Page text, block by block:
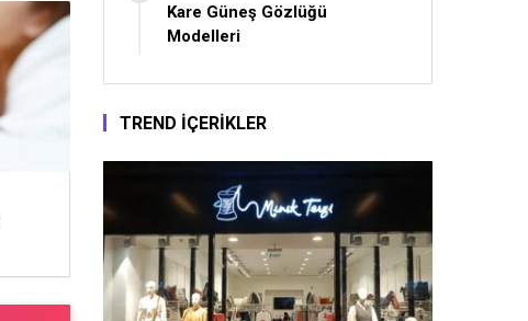
Kare Güneş Gözlüğü
Modelleri
TREND İÇERİKLER